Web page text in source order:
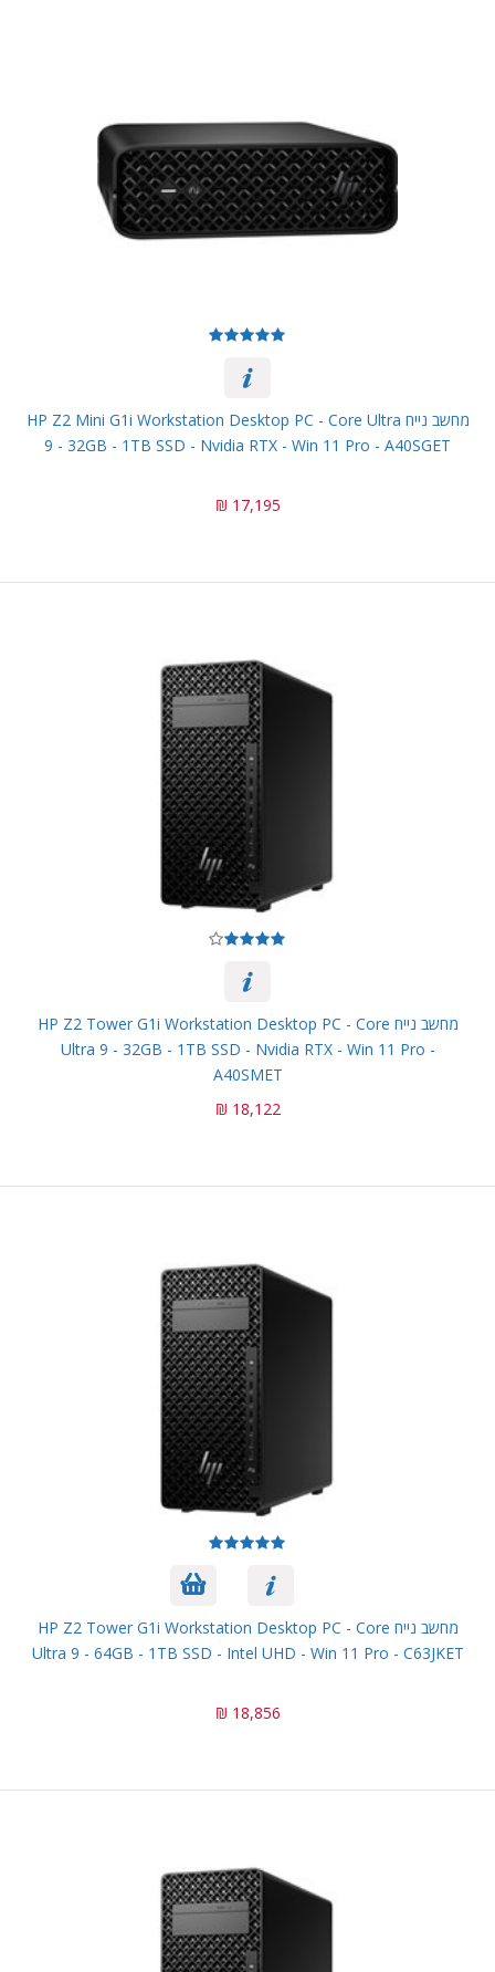
מחשב נייח HP Z2 Mini G1i Workstation Desktop PC - Core Ultra
9 - 32GB - 1TB SSD - Nvidia RTX - Win 11 Pro - A40SGET
17,195 ₪
מחשב נייח HP Z2 Tower G1i Workstation Desktop PC - Core
Ultra 9 - 32GB - 1TB SSD - Nvidia RTX - Win 11 Pro -
A40SMET
18,122 ₪
מחשב נייח HP Z2 Tower G1i Workstation Desktop PC - Core
Ultra 9 - 64GB - 1TB SSD - Intel UHD - Win 11 Pro - C63JKET
18,856 ₪